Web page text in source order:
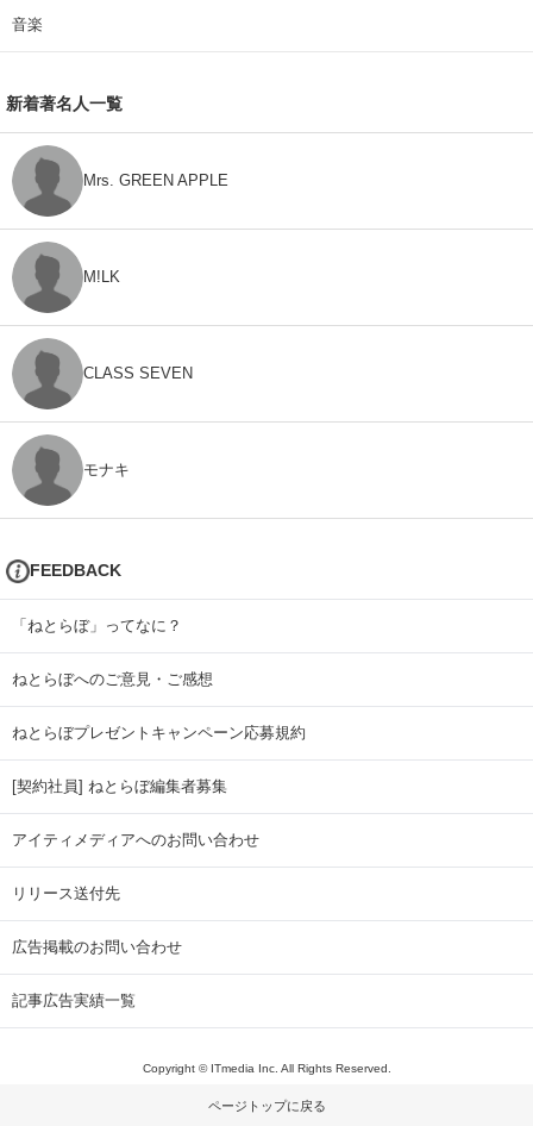
音楽
新着著名人一覧
Mrs. GREEN APPLE
M!LK
CLASS SEVEN
モナキ
FEEDBACK
「ねとらぼ」ってなに？
ねとらぼへのご意見・ご感想
ねとらぼプレゼントキャンペーン応募規約
[契約社員] ねとらぼ編集者募集
アイティメディアへのお問い合わせ
リリース送付先
広告掲載のお問い合わせ
記事広告実績一覧
Copyright © ITmedia Inc. All Rights Reserved.
ページトップに戻る